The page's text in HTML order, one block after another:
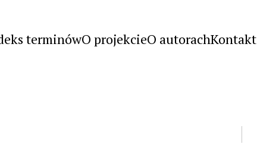
terminówO projekcieO autorachKontakt